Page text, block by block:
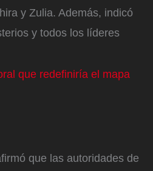
y Zulia. Además, indicó
y todos los líderes
que redefiniría el mapa
que las autoridades de